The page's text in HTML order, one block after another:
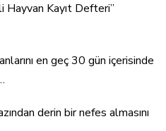
Hayvan Kayıt Defteri”
en geç 30 gün içerisinde
derin bir nefes almasını